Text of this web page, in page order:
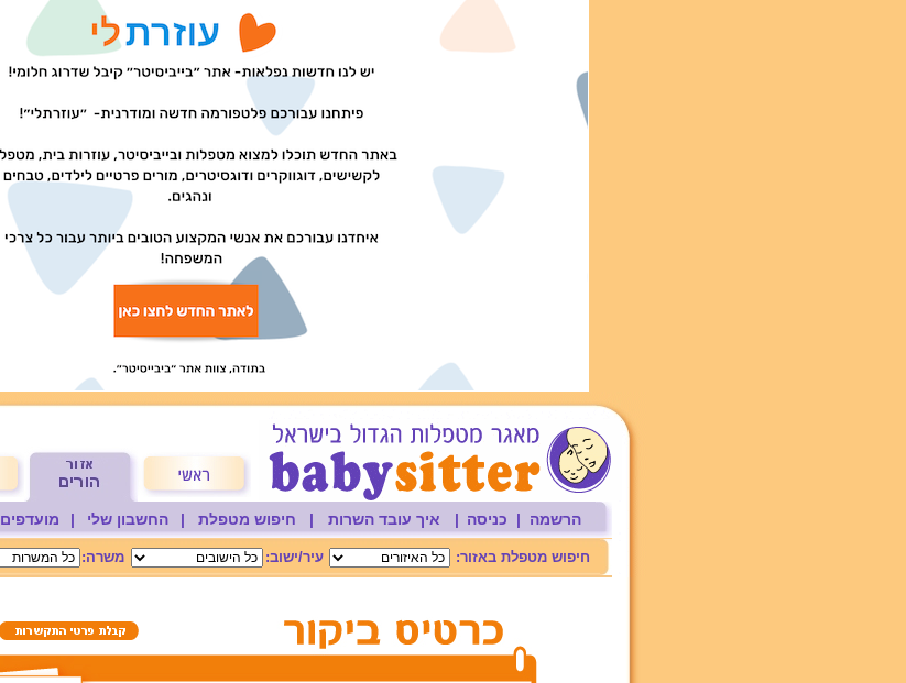
הרשמה | כניסה | איך עובד השרות | חיפוש מטפלת | החשבון שלי | מועדפים
חיפוש מטפלת באזור: עיר/ישוב: משרה: